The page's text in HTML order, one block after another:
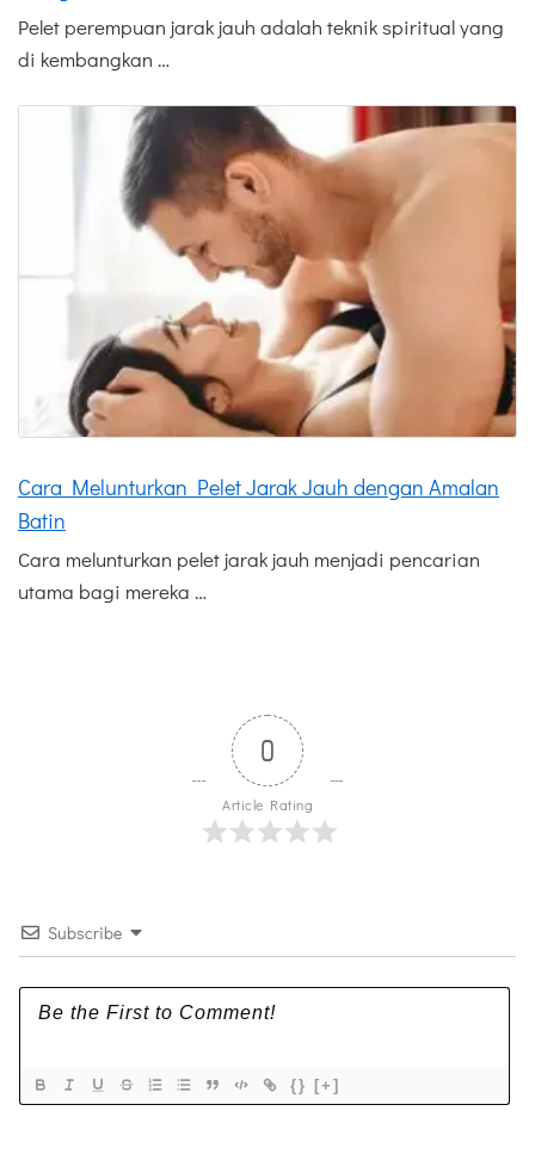
Pelet perempuan jarak jauh adalah teknik spiritual yang
di kembangkan …
Cara Melunturkan Pelet Jarak Jauh dengan Amalan
Batin
Cara melunturkan pelet jarak jauh menjadi pencarian
utama bagi mereka …
0
Article Rating
Subscribe
{} [+]